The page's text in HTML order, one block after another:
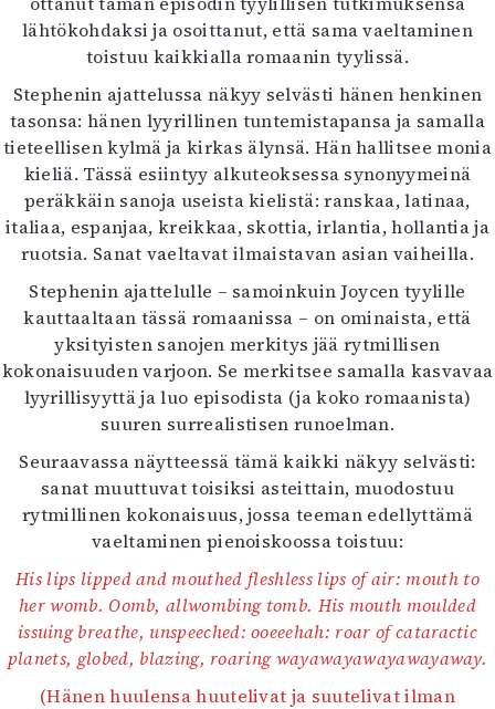
lähtökohdaksi ja osoittanut, että sama vaeltaminen
toistuu kaikkialla romaanin tyylissä.
Stephenin ajattelussa näkyy selvästi hänen henkinen
tasonsa: hänen lyyrillinen tuntemistapansa ja samalla
tieteellisen kylmä ja kirkas älynsä. Hän hallitsee monia
kieliä. Tässä esiintyy alkuteoksessa synonyymeinä
peräkkäin sanoja useista kielistä: ranskaa, latinaa,
italiaa, espanjaa, kreikkaa, skottia, irlantia, hollantia ja
ruotsia. Sanat vaeltavat ilmaistavan asian vaiheilla.
Stephenin ajattelulle – samoinkuin Joycen tyylille
kauttaaltaan tässä romaanissa – on ominaista, että
yksityisten sanojen merkitys jää rytmillisen
kokonaisuuden varjoon. Se merkitsee samalla kasvavaa
lyyrillisyyttä ja luo episodista (ja koko romaanista)
suuren surrealistisen runoelman.
Seuraavassa näytteessä tämä kaikki näkyy selvästi:
sanat muuttuvat toisiksi asteittain, muodostuu
rytmillinen kokonaisuus, jossa teeman edellyttämä
vaeltaminen pienoiskoossa toistuu:
His lips lipped and mouthed fleshless lips of air: mouth to
her womb. Oomb, allwombing tomb. His mouth moulded
issuing breathe, unspeeched: ooeeehah: roar of cataractic
planets, globed, blazing, roaring wayawayawayawayaway.
(Hänen huulensa huutelivat ja suutelivat ilman